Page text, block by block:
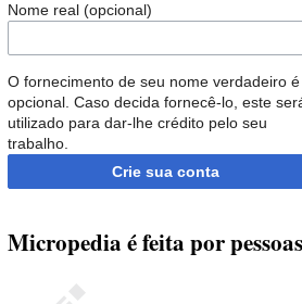
Nome real (opcional)
O fornecimento de seu nome verdadeiro é
opcional. Caso decida fornecê-lo, este
utilizado para dar-lhe crédito pelo seu
trabalho.
Crie sua conta
Micropedia é feita por